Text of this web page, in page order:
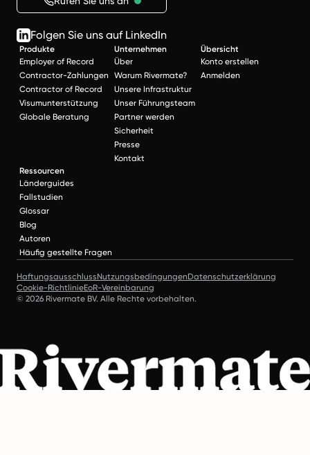
Folgen Sie uns auf LinkedIn
Produkte
Employer of Record
Contractor-Zahlungen
Contractor of Record
Visumunterstützung
Globale Beratung
Unternehmen
Über
Warum Rivermate?
Unsere Infrastruktur
Unser Führungsteam
Partner werden
Sicherheit
Presse
Kontakt
Übersicht
Konto erstellen
Anmelden
Ressourcen
Länderguides
Fallstudien
Glossar
Blog
Autoren
Häufig gestellte Fragen
HaftungsausschlussNutzungsbedingungenDatenschutzerklärung
Cookie-RichtlinieEoR-Vereinbarung
© 2026 Rivermate BV. Alle Rechte vorbehalten.